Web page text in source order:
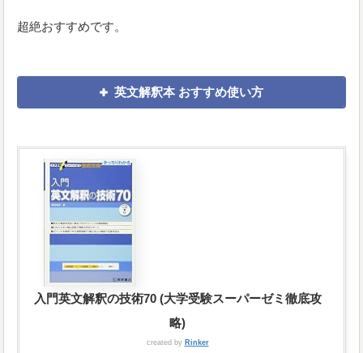
超絶おすすめです。
英文解釈本 おすすめ使い方
入門英文解釈の技術70 (大学受験スーパーゼミ徹底攻
略)
created by Rinker